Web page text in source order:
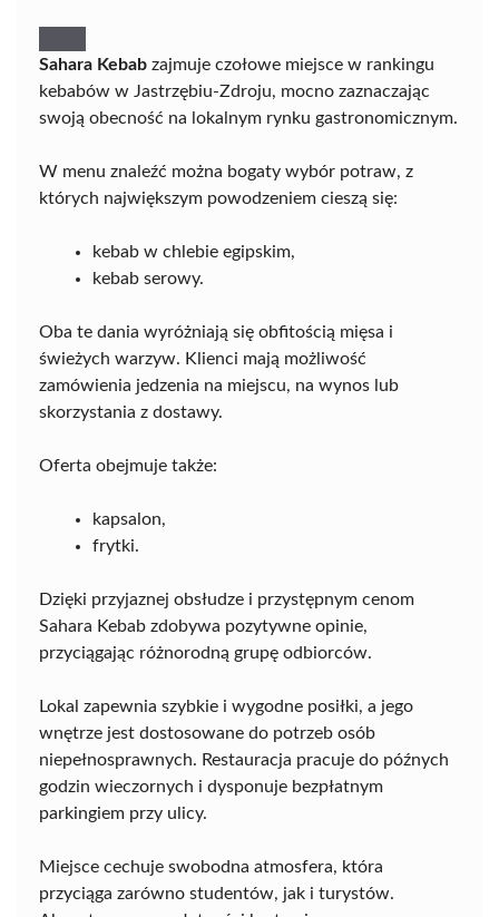
Sahara Kebab zajmuje czołowe miejsce w rankingu
kebabów w Jastrzębiu-Zdroju, mocno zaznaczając
swoją obecność na lokalnym rynku gastronomicznym.
W menu znaleźć można bogaty wybór potraw, z
których największym powodzeniem cieszą się:
kebab w chlebie egipskim,
kebab serowy.
Oba te dania wyróżniają się obfitością mięsa i
świeżych warzyw. Klienci mają możliwość
zamówienia jedzenia na miejscu, na wynos lub
skorzystania z dostawy.
Oferta obejmuje także:
kapsalon,
frytki.
Dzięki przyjaznej obsłudze i przystępnym cenom
Sahara Kebab zdobywa pozytywne opinie,
przyciągając różnorodną grupę odbiorców.
Lokal zapewnia szybkie i wygodne posiłki, a jego
wnętrze jest dostosowane do potrzeb osób
niepełnosprawnych. Restauracja pracuje do późnych
godzin wieczornych i dysponuje bezpłatnym
parkingiem przy ulicy.
Miejsce cechuje swobodna atmosfera, która
przyciąga zarówno studentów, jak i turystów.